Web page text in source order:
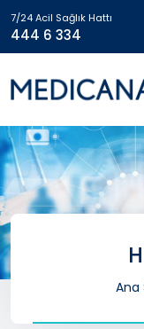
7/24 Acil Sağlık Hattı
444 6 334
Ana